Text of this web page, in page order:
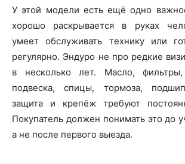
У этой модели есть ещё одно
хорошо раскрывается в руках
умеет обслуживать технику или
регулярно. Эндуро не про редкие
в несколько лет. Масло,
подвеска, спицы, тормоза,
защита и крепёж требуют
Покупатель должен понимать это до
а не после первого выезда.